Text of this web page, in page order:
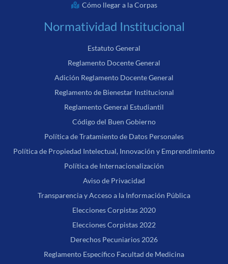
Cómo llegar a la Corpas
Normatividad Institucional
Estatuto General
Reglamento Docente General
Adición Reglamento Docente General
Reglamento de Bienestar Institucional
Reglamento General Estudiantil
Código del Buen Gobierno
Política de Tratamiento de Datos Personales
Política de Propiedad Intelectual, Innovación y Emprendimiento
Política de Internacionalización
Aviso de Privacidad
Transparencia y Acceso a la Información Pública
Elecciones Corpistas 2020
Elecciones Corpistas 2022
Derechos Pecuniarios 2026
Reglamento Específico Facultad de Medicina